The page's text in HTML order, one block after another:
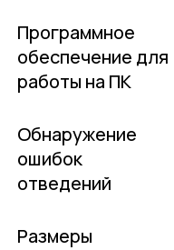
Программное
обеспечение для
работы на ПК
Обнаружение
ошибок
отведений
Размеры